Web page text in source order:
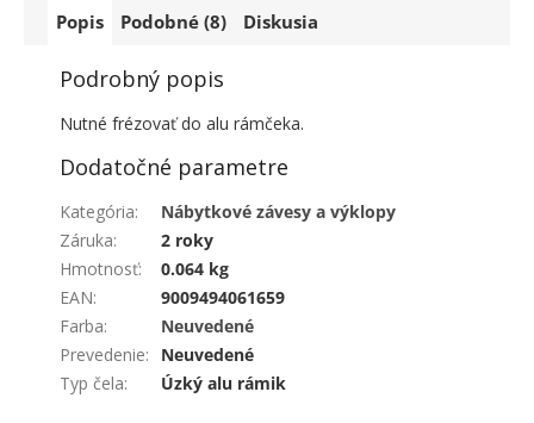
Popis Podobné (8) Diskusia
Podrobný popis
Nutné frézovať do alu rámčeka.
Dodatočné parametre
Kategória:
Nábytkové závesy a výklopy
Záruka:
2 roky
Hmotnosť:
0.064 kg
EAN:
9009494061659
Farba:
Neuvedené
Prevedenie:
Neuvedené
Typ čela: Úzký alu rámik